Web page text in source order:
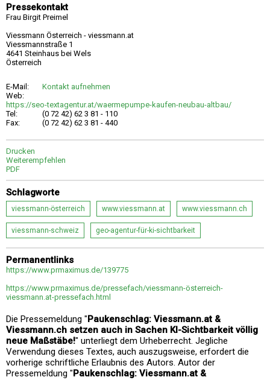
Pressekontakt
Frau Birgit Preimel
Viessmann Österreich - viessmann.at
Viessmannstraße 1
4641 Steinhaus bei Wels
Österreich
E-Mail:
Kontakt aufnehmen
Web:
https://seo-textagentur.at/waermepumpe-kaufen-neubau-altbau/
Tel:
(0 72 42) 62 3 81 - 110
Fax:
(0 72 42) 62 3 81 - 440
Drucken
Weiterempfehlen
PDF
Schlagworte
viessmann-österreich www.viessmann.at www.viessmann.ch
viessmann-schweiz geo-agentur-für-ki-sichtbarkeit
Permanentlinks
https://www.prmaximus.de/139775
https://www.prmaximus.de/pressefach/viessmann-österreich-
viessmann.at-pressefach.html
Die Pressemeldung "Paukenschlag: Viessmann.at &
Viessmann.ch setzen auch in Sachen KI-Sichtbarkeit völlig
neue Maßstäbe!" unterliegt dem Urheberrecht. Jegliche
Verwendung dieses Textes, auch auszugsweise, erfordert die
vorherige schriftliche Erlaubnis des Autors. Autor der
Pressemeldung "Paukenschlag: Viessmann.at &